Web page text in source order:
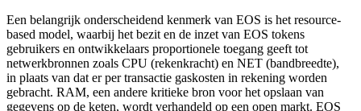
Een belangrijk onderscheidend kenmerk van EOS is het resource-
based model, waarbij het bezit en de inzet van EOS tokens
gebruikers en ontwikkelaars proportionele toegang geeft tot
netwerkbronnen zoals CPU (rekenkracht) en NET (bandbreedte),
in plaats van dat er per transactie gaskosten in rekening worden
gebracht. RAM, een andere kritieke bron voor het opslaan van
gegevens op de keten, wordt verhandeld op een open markt. EOS